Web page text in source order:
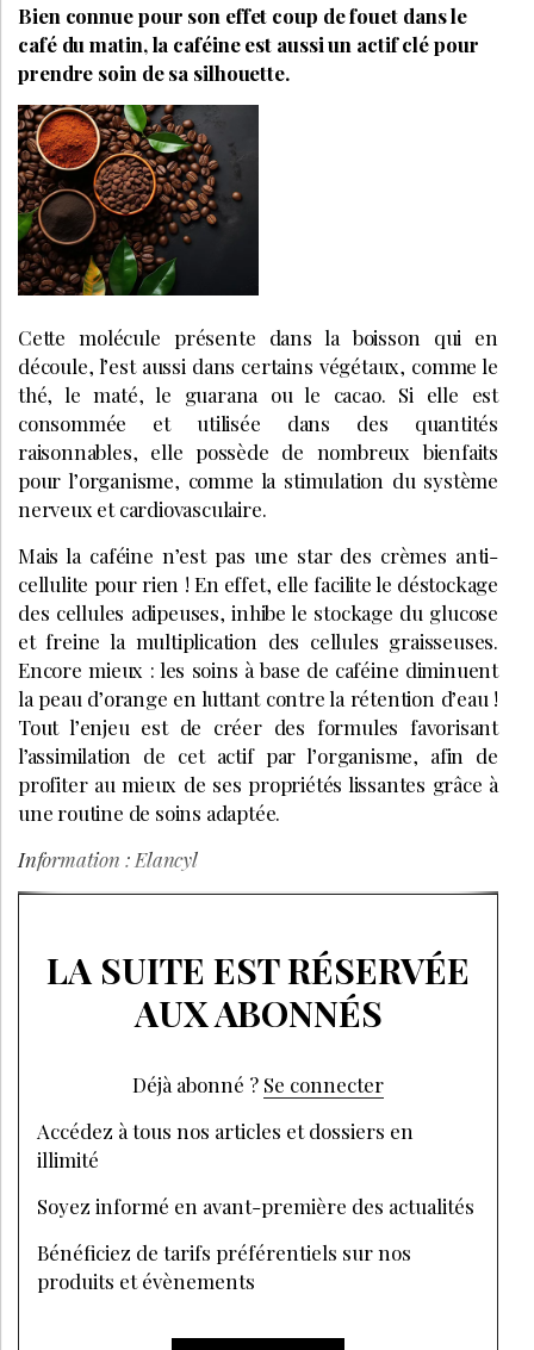
Bien connue pour son effet coup de fouet dans le
café du matin, la caféine est aussi un actif clé pour
prendre soin de sa silhouette.
Cette molécule présente dans la boisson qui en
découle, l’est aussi dans certains végétaux, comme le
thé, le maté, le guarana ou le cacao. Si elle est
consommée et utilisée dans des quantités
raisonnables, elle possède de nombreux bienfaits
pour l’organisme, comme la stimulation du système
nerveux et cardiovasculaire.
Mais la caféine n’est pas une star des crèmes anti-
cellulite pour rien ! En effet, elle facilite le déstockage
des cellules adipeuses, inhibe le stockage du glucose
et freine la multiplication des cellules graisseuses.
Encore mieux : les soins à base de caféine diminuent
la peau d’orange en luttant contre la rétention d’eau !
Tout l’enjeu est de créer des formules favorisant
l’assimilation de cet actif par l’organisme, afin de
profiter au mieux de ses propriétés lissantes grâce à
une routine de soins adaptée.
Information : Elancyl
LA SUITE EST RÉSERVÉE
AUX ABONNÉS
Déjà abonné ? Se connecter
Accédez à tous nos articles et dossiers en
illimité
Soyez informé en avant-première des actualités
Bénéficiez de tarifs préférentiels sur nos
produits et évènements